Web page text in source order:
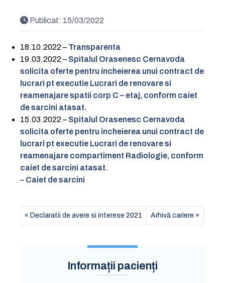
Publicat: 15/03/2022
18.10.2022 – Transparenta
19.03.2022 – Spitalul Orasenesc Cernavoda
solicita oferte pentru incheierea unui contract de
lucrari pt executie Lucrari de renovare si
reamenajare spatii corp C – etaj, conform caiet
de sarcini atasat.
15.03.2022 – Spitalul Orasenesc Cernavoda
solicita oferte pentru incheierea unui contract de
lucrari pt executie Lucrari de renovare si
reamenajare compartiment Radiologie, conform
caiet de sarcini atasat.
– Caiet de sarcini
Declaratii de avere si interese 2021 Arhivă cariere
Informații pacienți